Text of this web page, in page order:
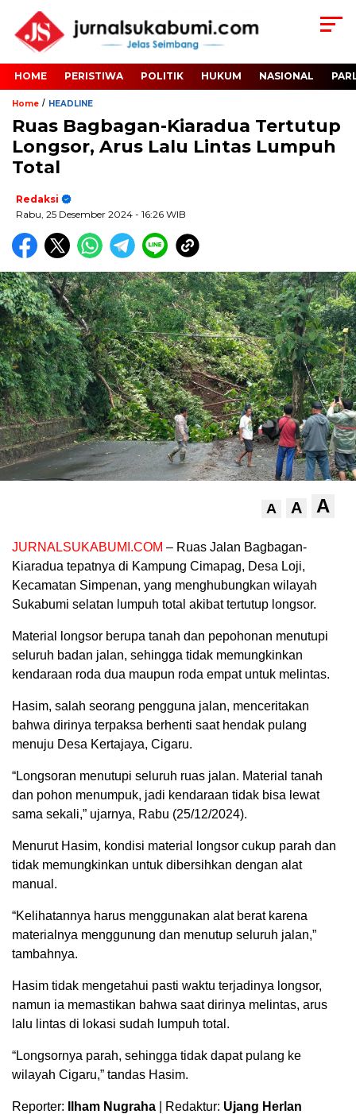
HOME PERISTIWA POLITIK HUKUM NASIONAL
Home / HEADLINE
Ruas Bagbagan-Kiaradua Tertutup
Longsor, Arus Lalu Lintas Lumpuh
Total
Redaksi
Rabu, 25 Desember 2024 - 16:26 WIB
A A A
JURNALSUKABUMI.COM – Ruas Jalan Bagbagan-
Kiaradua tepatnya di Kampung Cimapag, Desa Loji,
Kecamatan Simpenan, yang menghubungkan wilayah
Sukabumi selatan lumpuh total akibat tertutup longsor.
Material longsor berupa tanah dan pepohonan menutupi
seluruh badan jalan, sehingga tidak memungkinkan
kendaraan roda dua maupun roda empat untuk melintas.
Hasim, salah seorang pengguna jalan, menceritakan
bahwa dirinya terpaksa berhenti saat hendak pulang
menuju Desa Kertajaya, Cigaru.
“Longsoran menutupi seluruh ruas jalan. Material tanah
dan pohon menumpuk, jadi kendaraan tidak bisa lewat
sama sekali,” ujarnya, Rabu (25/12/2024).
Menurut Hasim, kondisi material longsor cukup parah dan
tidak memungkinkan untuk dibersihkan dengan alat
manual.
“Kelihatannya harus menggunakan alat berat karena
materialnya menggunung dan menutup seluruh jalan,”
tambahnya.
Hasim tidak mengetahui pasti waktu terjadinya longsor,
namun ia memastikan bahwa saat dirinya melintas, arus
lalu lintas di lokasi sudah lumpuh total.
“Longsornya parah, sehingga tidak dapat pulang ke
wilayah Cigaru,” tandas Hasim.
Reporter: Ilham Nugraha | Redaktur: Ujang Herlan